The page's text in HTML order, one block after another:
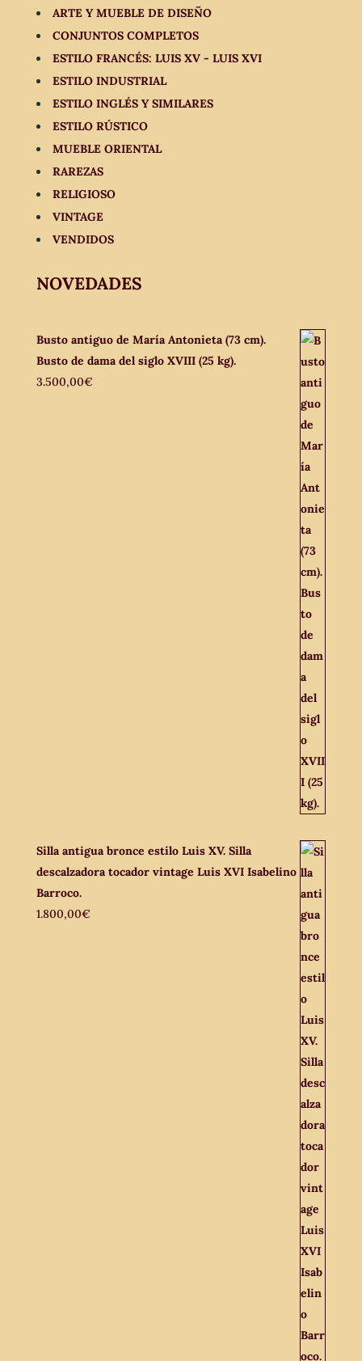
ARTE Y MUEBLE DE DISEÑO
CONJUNTOS COMPLETOS
ESTILO FRANCÉS: LUIS XV - LUIS XVI
ESTILO INDUSTRIAL
ESTILO INGLÉS Y SIMILARES
ESTILO RÚSTICO
MUEBLE ORIENTAL
RAREZAS
RELIGIOSO
VINTAGE
VENDIDOS
NOVEDADES
Busto antiguo de María Antonieta (73 cm).
Busto de dama del siglo XVIII (25 kg).
3.500,00€
Silla antigua bronce estilo Luis XV. Silla
descalzadora tocador vintage Luis XVI Isabelino
Barroco.
1.800,00€